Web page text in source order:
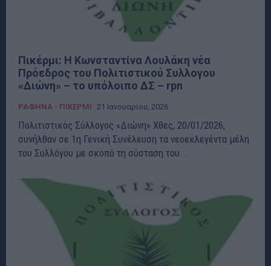
Πικέρμι: Η Kωνσταντίνα Λουλάκη νέα
Πρόεδρος του Πολιτιστικού Συλλογου
«Διώνη» – το υπόλοιπο ΔΣ – rpn
ΡΑΦΗΝΑ - ΠΙΚΕΡΜΙ 21 Ιανουαρίου, 2026
Πολιτιστικός Σύλλογος «Διώνη» Χθες, 20/01/2026,
συνήλθαν σε 1η Γενική Συνέλευση τα νεοεκλεγέντα μέλη
του Συλλόγου με σκοπό τη σύσταση του...